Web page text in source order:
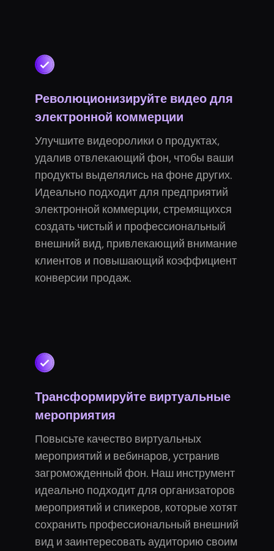
Революционизируйте видео для
электронной коммерции
Улучшите видеоролики о продуктах,
удалив отвлекающий фон, чтобы ваши
продукты выделялись на фоне других.
Идеально подходит для предприятий
электронной коммерции, стремящихся
создать чистый и профессиональный
внешний вид, привлекающий внимание
клиентов и повышающий коэффициент
конверсии продаж.
Трансформируйте виртуальные
мероприятия
Повысьте качество виртуальных
мероприятий и вебинаров, устранив
загроможденный фон. Наш инструмент
идеально подходит для организаторов
мероприятий и спикеров, которые хотят
сохранить профессиональный внешний
вид и заинтересовать аудиторию своим